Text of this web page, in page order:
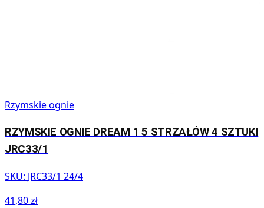
Rzymskie ognie
RZYMSKIE OGNIE DREAM 1 5 STRZAŁÓW 4 SZTUKI
JRC33/1
SKU: JRC33/1 24/4
41,80 zł